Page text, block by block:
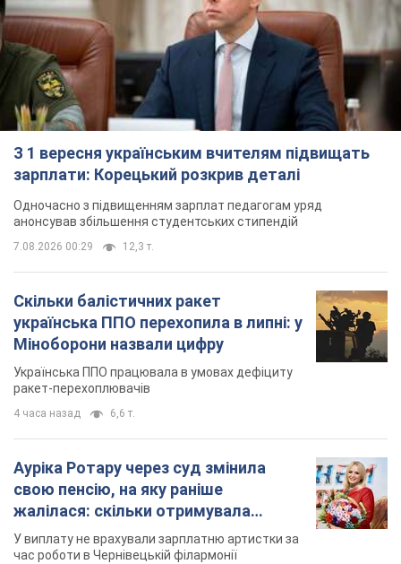
З 1 вересня українським вчителям підвищать
зарплати: Корецький розкрив деталі
Одночасно з підвищенням зарплат педагогам уряд
анонсував збільшення студентських стипендій
7.08.2026 00:29 12,3 т.
Скільки балістичних ракет
українська ППО перехопила в липні: у
Міноборони назвали цифру
Українська ППО працювала в умовах дефіциту
ракет-перехоплювачів
4 часа назад 6,6 т.
Ауріка Ротару через суд змінила
свою пенсію, на яку раніше
жалілася: скільки отримувала
співачка
У виплату не врахували зарплатню артистки за
час роботи в Чернівецькій філармонії